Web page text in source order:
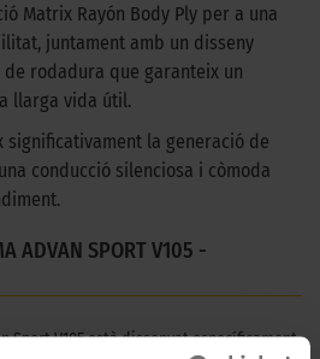
Matrix Rayón Body Ply per a una
juntament amb un disseny
rodadura que garanteix un
llarga vida útil.
significativament la generació de
conducció silenciosa i còmoda
ADVAN SPORT V105 -
Sport V105 està dissenyat específicament